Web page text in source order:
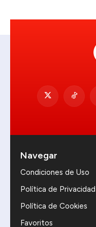
Navegar
Condiciones de Uso
Política de Privacidad
Política de Cookies
Favoritos